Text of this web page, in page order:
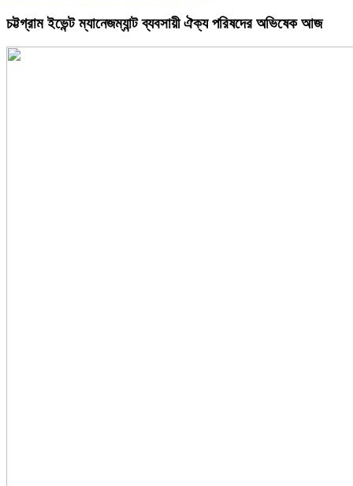
চট্টগ্রাম ইভেন্ট ম্যানেজম্যান্ট ব্যবসায়ী ঐক্য পরিষদের অভিষেক আজ